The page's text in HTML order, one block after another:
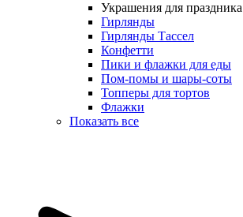
Украшения для праздника
Гирлянды
Гирлянды Тассел
Конфетти
Пики и флажки для еды
Пом-помы и шары-соты
Топперы для тортов
Флажки
Показать все